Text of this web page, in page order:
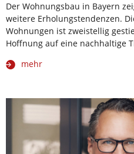
Der Wohnungsbau in Bayern
weitere Erholungstendenzen.
Wohnungen ist zweistellig
Hoffnung auf eine nachhaltige
mehr